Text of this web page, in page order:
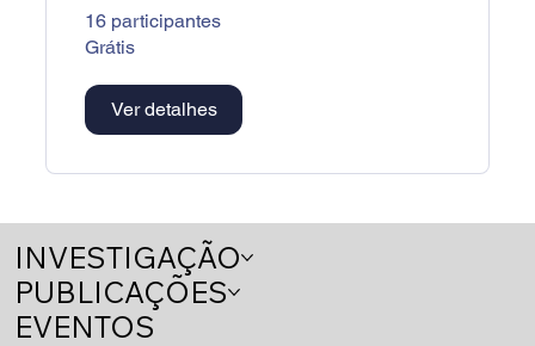
e Aplicações
Contemporâneas
16 participantes
Grátis
Ver detalhes
INVESTIGAÇÃO
PUBLICAÇÕES
EVENTOS